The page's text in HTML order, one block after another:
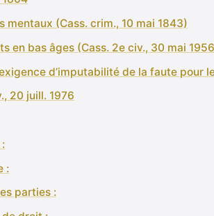
mentaux (Cass. crim., 10 mai 1843)
en bas âges (Cass. 2e civ., 30 mai
d’imputabilité de la faute pour
20 juill. 1976
:
parties :